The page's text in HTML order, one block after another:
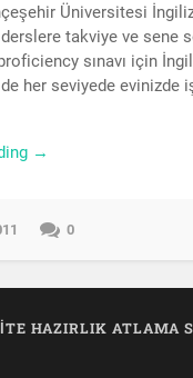
Üniversitesi
derslere takviye ve sene
proficiency sınavı için
de her seviyede evinizde
→
0
HAZIRLIK ATLAMA